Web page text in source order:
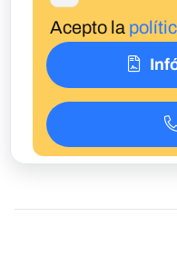
Acepto la